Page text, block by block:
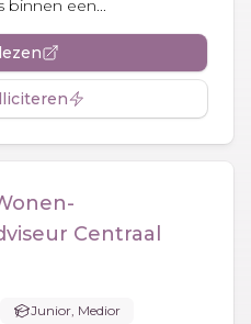
een...
Centraal
Junior, Medior